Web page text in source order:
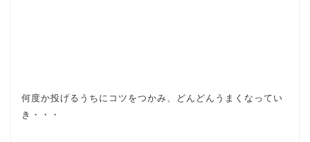
何度か投げるうちにコツをつかみ、どんどんうまくなってい
き・・・